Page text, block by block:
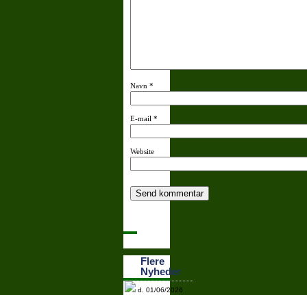
Navn *
E-mail *
Website
Flere
Nyheder
d. 01/06/2026